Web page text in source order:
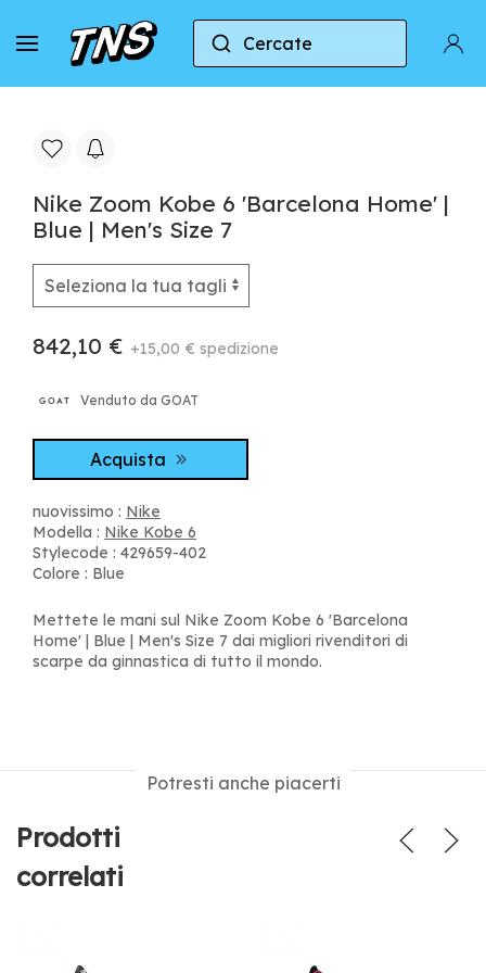
Cercate
Casa Nike Nike Kobe 6 Nike Zoom
Nike Zoom Kobe 6 'Barcelona Home' |
Blue | Men's Size 7
842,10 € +15,00 € spedizione
Venduto da GOAT
Acquista
nuovissimo : Nike
Modella : Nike Kobe 6
Stylecode : 429659-402
Colore : Blue
Mettete le mani sul Nike Zoom Kobe 6 'Barcelona
Home' | Blue | Men's Size 7 dai migliori rivenditori di
scarpe da ginnastica di tutto il mondo.
Potresti anche piacerti
Prodotti
correlati